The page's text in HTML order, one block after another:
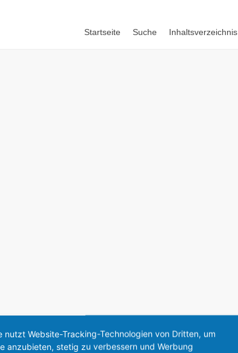
Startseite Suche Inhaltsverzeichnis
Fahrschulpanzer KPz Leo1:
nutzt Website-Tracking-Technologien von Dritten, um
anzubieten, stetig zu verbessern und Werbung